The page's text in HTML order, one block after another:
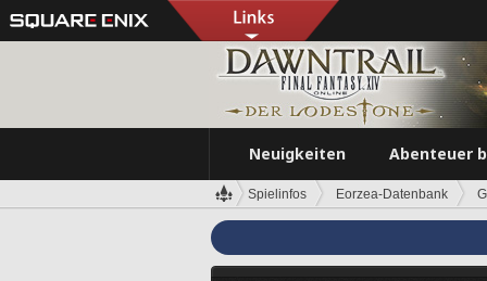
Neuigkeiten Abenteuer
Spielinfos Eorzea-Datenbank